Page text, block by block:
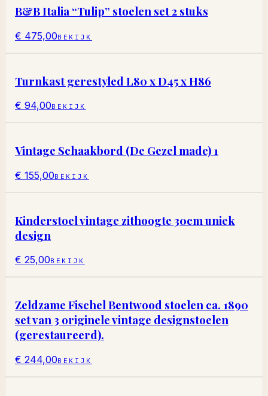
B&B Italia “Tulip” stoelen set 2 stuks
€ 475,00BEKIJK
Turnkast gerestyled L80 x D45 x H86
€ 94,00BEKIJK
Vintage Schaakbord (De Gezel made) 1
€ 155,00BEKIJK
Kinderstoel vintage zithoogte 30cm uniek
design
€ 25,00BEKIJK
Zeldzame Fischel Bentwood stoelen ca. 1890
set van 3 originele vintage designstoelen
(gerestaureerd).
€ 244,00BEKIJK